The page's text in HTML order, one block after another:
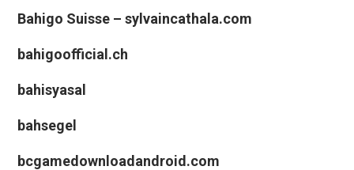
Bahigo Suisse – sylvaincathala.com
bahigoofficial.ch
bahisyasal
bahsegel
bcgamedownloadandroid.com